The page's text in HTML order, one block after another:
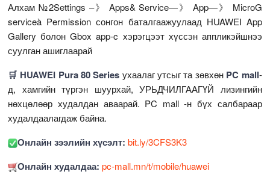
Алхам №2Settings –》 Apps& Service—》 App—》 MicroG
serviceà Permission сонгон баталгаажуулаад HUAWEI App
Gallery болон Gbox app-c хэрэгцээт хүссэн аппликэйшнээ
суулган ашиглаарай
🛒 HUAWEI Pura 80 Series ухаалаг утсыг та зөвхөн PC mall-
д, хамгийн түргэн шуурхай, УРЬДЧИЛГААГҮЙ лизингийн
нөхцөлөөр худалдан аваарай. PC mall -н бүх салбараар
худалдаалагдаж байна.
Онлайн зээлийн хүсэлт:bit.ly/3CFS3K3
Онлайн худалдаа:pc-mall.mn/t/mobile/huawei